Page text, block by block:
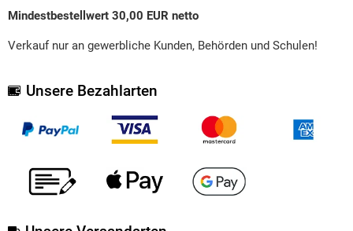
Mindestbestellwert 30,00 EUR netto
Verkauf nur an gewerbliche Kunden, Behörden und Schulen!
Unsere Bezahlarten